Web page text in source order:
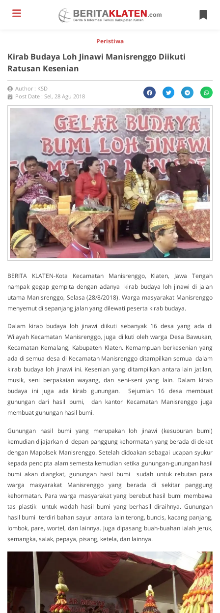
Peristiwa
Kirab Budaya Loh Jinawi Manisrenggo Diikuti
Ratusan Kesenian
Author : KSD
Post Date : Sel, 28 Agu 2018
BERITA KLATEN-Kota Kecamatan Manisrenggo, Klaten, Jawa Tengah
nampak gegap gempita dengan adanya kirab budaya loh jinawi di jalan
utama Manisrenggo, Selasa (28/8/2018). Warga masyarakat Manisrenggo
menyemut di sepanjang jalan yang dilewati peserta kirab budaya.
Dalam kirab budaya loh jinawi diikuti sebanyak 16 desa yang ada di
Wilayah Kecamatan Manisrenggo, juga diikuti oleh warga Desa Bawukan,
Kecamatan Kemalang, Kabupaten Klaten. Kemampuan berkesenian yang
ada di semua desa di Kecamatan Manisrenggo ditampilkan semua dalam
kirab budaya loh jinawi ini. Kesenian yang ditampilkan antara lain jatilan,
musik, seni berpakaian wayang, dan seni-seni yang lain. Dalam kirab
budaya ini juga ada kirab gunungan. Sejumlah 16 desa membuat
gunungan dari hasil bumi, dan kantor Kecamatan Manisrenggo juga
membuat gunungan hasil bumi.
Gunungan hasil bumi yang merupakan loh jinawi (kesuburan bumi)
kemudian dijajarkan di depan panggung kehormatan yang berada di dekat
dengan Mapolsek Manisrenggo. Setelah didoakan sebagai ucapan syukur
kepada pencipta alam semesta kemudian ketika gunungan-gunungan hasil
bumi akan diangkat, gunungan hasil bumi sudah untuk rebutan para
warga masyarakat Manisrenggo yang berada di sekitar panggung
kehormatan. Para warga masyarakat yang berebut hasil bumi membawa
tas plastik untuk wadah hasil bumi yang berhasil diraihnya. Gunungan
hasil bumi terdiri bahan sayur antara lain terong, buncis, kacang panjang,
lombok, pare, wortel, dan lainnya. Juga dipasang buah-buahan ialah jeruk,
semangka, salak, pepaya, pisang, ketela, dan lainnya.